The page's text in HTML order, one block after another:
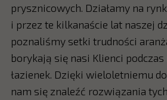
prysznicowych. Działamy na
i przez te kilkanaście lat naszej
poznaliśmy setki trudności
borykają się nasi Klienci
łazienek. Dzięki wieloletniemu
nam się znaleźć rozwiązania